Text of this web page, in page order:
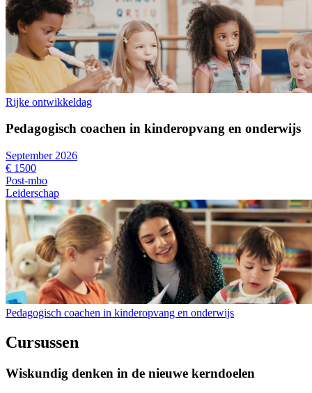
Rijke ontwikkeldag
Pedagogisch coachen in kinderopvang en onderwijs
September 2026
€ 1500
Post-mbo
Leiderschap
Pedagogisch coachen in kinderopvang en onderwijs
Cursussen
Wiskundig denken in de nieuwe kerndoelen